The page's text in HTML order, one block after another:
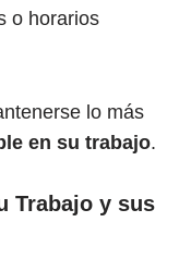
o horarios
lo más
en su trabajo.
Trabajo y sus